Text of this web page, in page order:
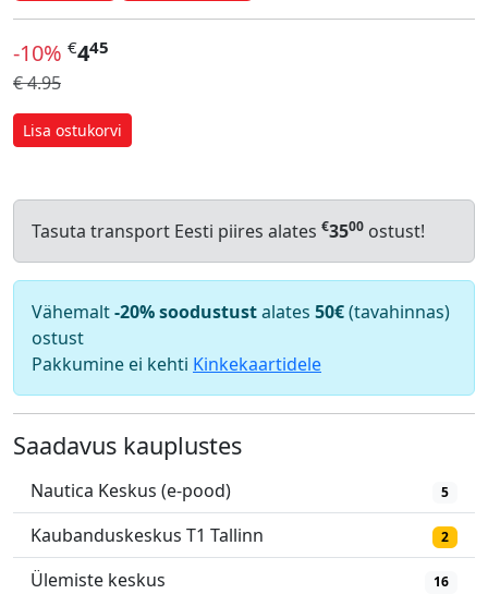
-10% €445
€ 4.95
Lisa ostukorvi
Tasuta transport Eesti piires alates €3500 ostust!
Vähemalt-20% soodustustalates 50€(tavahinnas)
ostust
Pakkumine ei kehti Kinkekaartidele
Saadavus kauplustes
Nautica Keskus (e-pood) 5
Kaubanduskeskus T1 Tallinn 2
Ülemiste keskus 16